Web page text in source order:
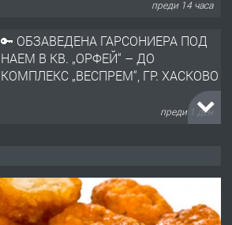
преди 14 часа
🔑 ОБЗАВЕДЕНА ГАРСОНИЕРА ПОД
НАЕМ В КВ. „ОРФЕЙ“ – ДО
КОМПЛЕКС „ВЕСПРЕМ“, ГР. ХАСКОВО
преди 1 ден
АПАРТАМЕНТ В ЦЕНТЪРА НА ГР.
ХАСКОВО
преди 2 дни